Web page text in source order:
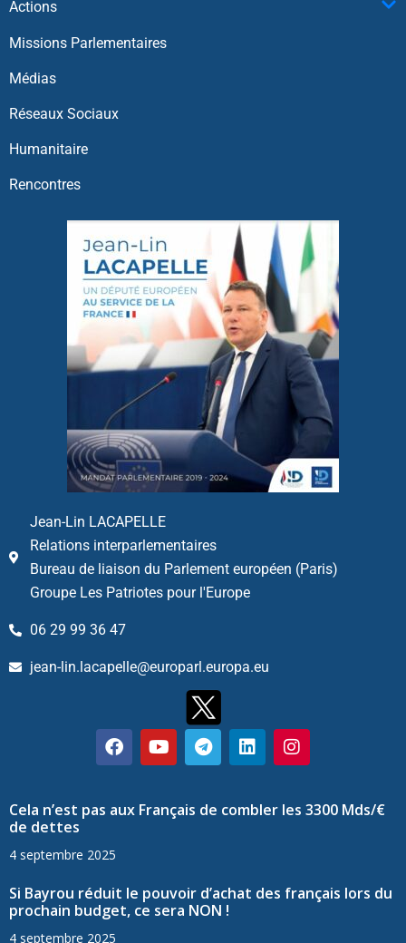
Actions
Missions Parlementaires
Médias
Réseaux Sociaux
Humanitaire
Rencontres
Jean-Lin LACAPELLE
Relations interparlementaires
Bureau de liaison du Parlement européen (Paris)
Groupe Les Patriotes pour l'Europe
06 29 99 36 47
jean-lin.lacapelle@europarl.europa.eu
Cela n’est pas aux Français de combler les 3300 Mds/€
de dettes
4 septembre 2025
Si Bayrou réduit le pouvoir d’achat des français lors du
prochain budget, ce sera NON !
4 septembre 2025